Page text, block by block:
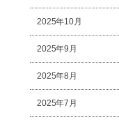
2025年10月
2025年9月
2025年8月
2025年7月